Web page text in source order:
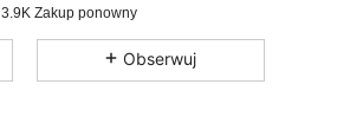
3.3K
3.9K Zakup ponowny
Obserwuj